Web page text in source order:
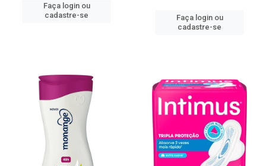
Faça login ou
cadastre-se
Faça login ou
cadastre-se